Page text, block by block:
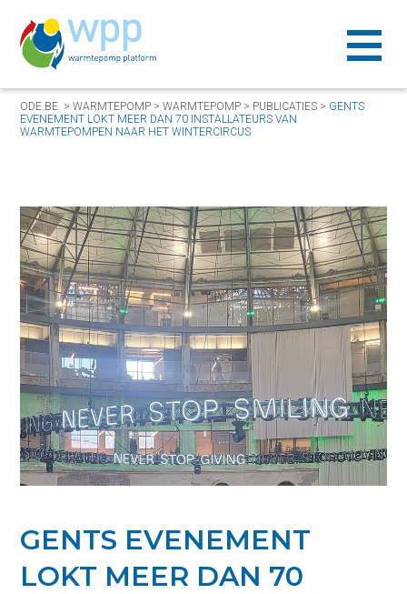
ODE.BE >WARMTEPOMP >WARMTEPOMP > PUBLICATIES > GENTS
EVENEMENT LOKT MEER DAN 70 INSTALLATEURS VAN
WARMTEPOMPEN NAAR HET WINTERCIRCUS
GENTS EVENEMENT
LOKT MEER DAN 70